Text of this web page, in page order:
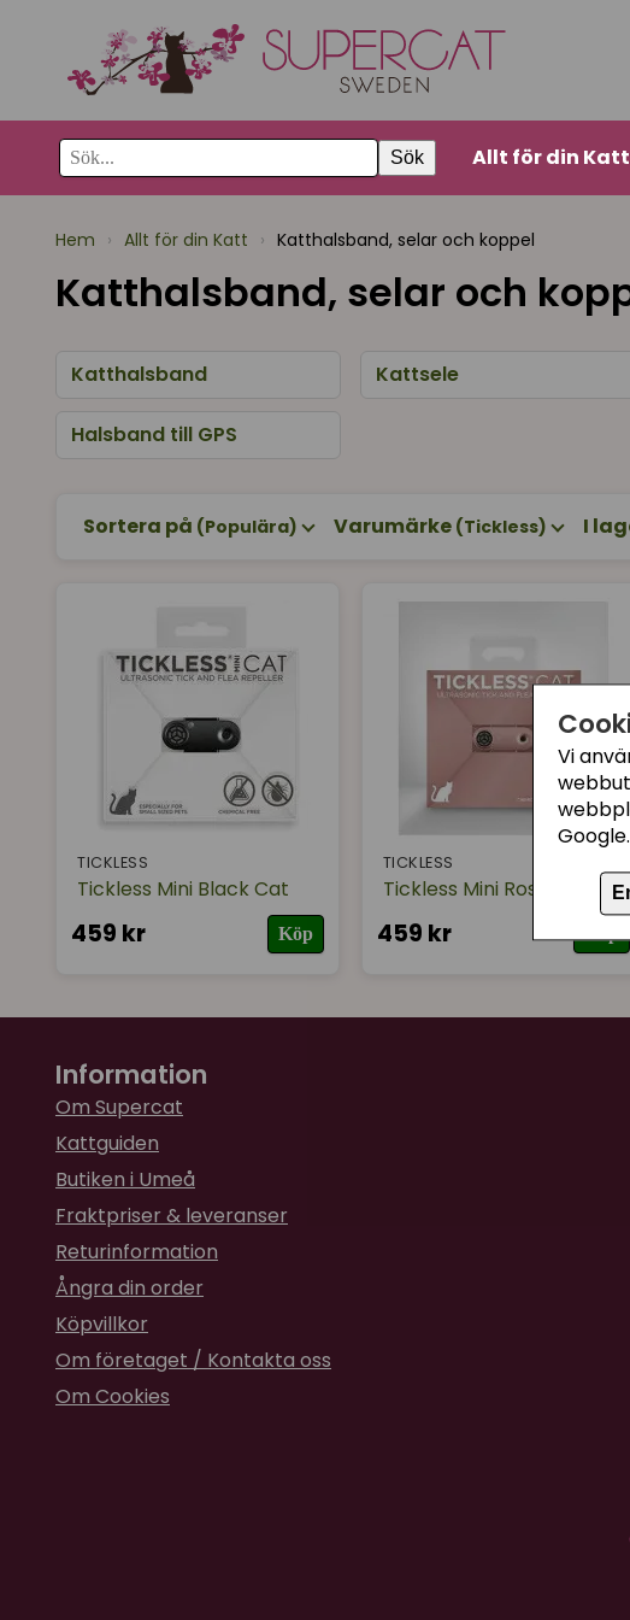
Vi
Google.
Sök Allt för din Katt
Hem › Allt för din Katt › Katthalsband, selar och koppel
Katthalsband, selar och
Katthalsband Kattsele
Halsband till GPS
Sortera på (Populära) Varumärke (Tickless) I
TICKLESS
Tickless Mini Black Cat
459 kr Köp
TICKLESS
Tickless Mini Rosa Cat
459 kr
Information
Om Supercat
Kattguiden
Butiken i Umeå
Fraktpriser & leveranser
Returinformation
Ångra din order
Köpvillkor
Om företaget / Kontakta oss
Om Cookies